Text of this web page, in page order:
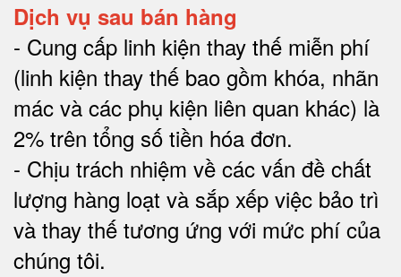
Dịch vụ sau bán hàng
- Cung cấp linh kiện thay thế miễn phí
(linh kiện thay thế bao gồm khóa, nhãn
mác và các phụ kiện liên quan khác) là
2% trên tổng số tiền hóa đơn.
- Chịu trách nhiệm về các vấn đề chất
lượng hàng loạt và sắp xếp việc bảo trì
và thay thế tương ứng với mức phí của
chúng tôi.